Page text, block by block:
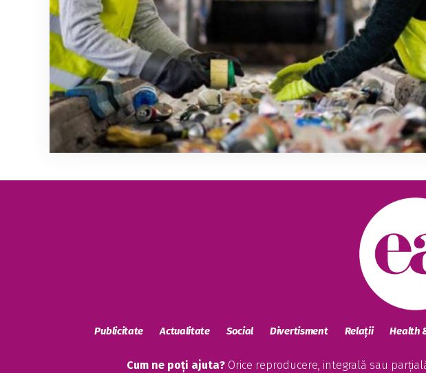
Publicitate Actualitate Social Divertisment Relații Health
Cum ne poți ajuta? Orice reproducere, integrală sau